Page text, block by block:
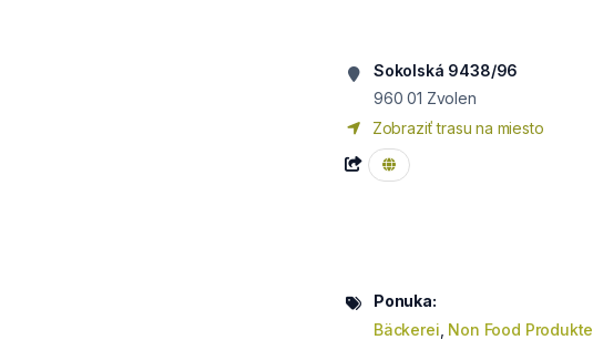
Sokolská 9438/96
960 01 Zvolen
Zobraziť trasu na miesto
Ponuka:
Bäckerei Non Food Produkte